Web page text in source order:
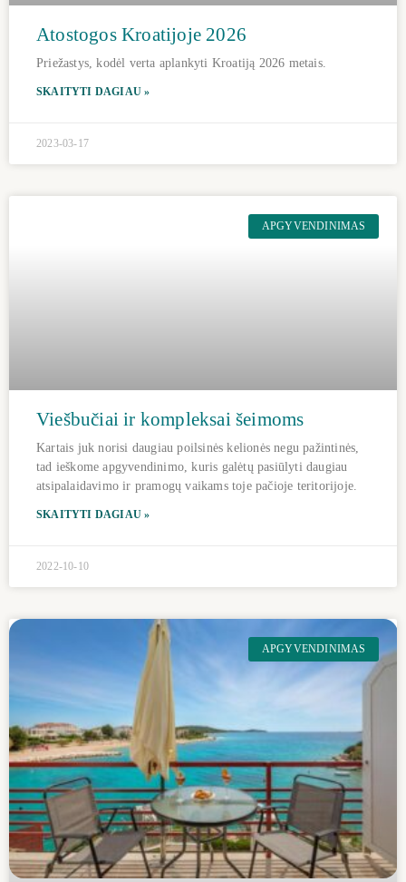
Atostogos Kroatijoje 2026
Priežastys, kodėl verta aplankyti Kroatiją 2026 metais.
SKAITYTI DAGIAU »
2023-03-17
APGYVENDINIMAS
Viešbučiai ir kompleksai šeimoms
Kartais juk norisi daugiau poilsinės kelionės negu pažintinės,
tad ieškome apgyvendinimo, kuris galėtų pasiūlyti daugiau
atsipalaidavimo ir pramogų vaikams toje pačioje teritorijoje.
SKAITYTI DAGIAU »
2022-10-10
APGYVENDINIMAS